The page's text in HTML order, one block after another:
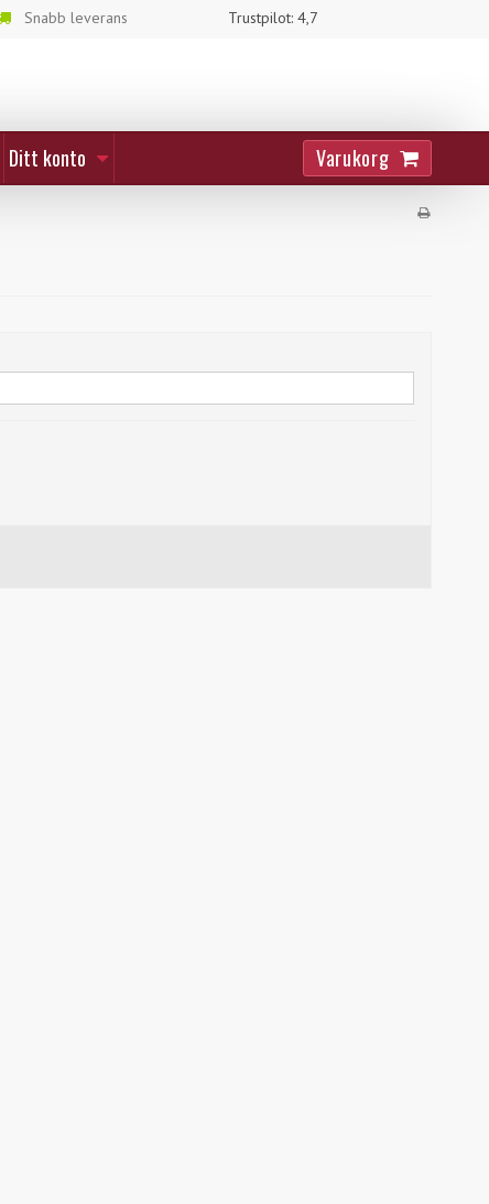
Snabb leverans Trustpilot: 4,7
Ditt konto Varukorg